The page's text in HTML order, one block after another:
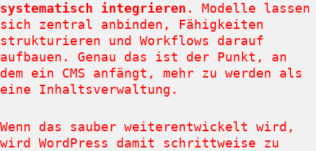
systematisch integrieren . Modelle lassen
sich zentral anbinden, Fähigkeiten
strukturieren und Workflows darauf
aufbauen. Genau das ist der Punkt, an
dem ein CMS anfängt, mehr zu werden als
eine Inhaltsverwaltung.
Wenn das sauber weiterentwickelt wird,
wird WordPress damit schrittweise zu